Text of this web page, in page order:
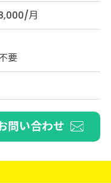
月
要
問い合わせ